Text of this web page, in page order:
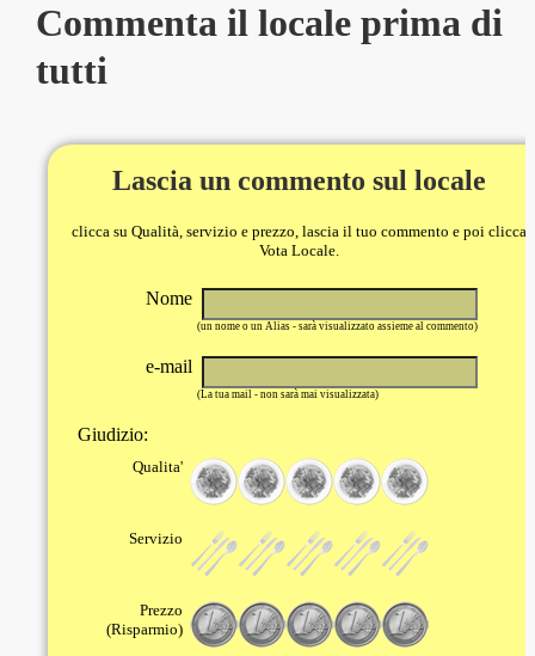
Commenta il locale prima di
tutti
Lascia un commento sul locale
clicca su Qualità, servizio e prezzo, lascia il tuo commento e poi clicca
Vota Locale.
Nome
(un nome o un Alias - sarà visualizzato assieme al commento)
e-mail
(La tua mail - non sarà mai visualizzata)
Giudizio:
Qualita'
Servizio
Prezzo
(Risparmio)